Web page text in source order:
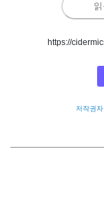
https://
저작권